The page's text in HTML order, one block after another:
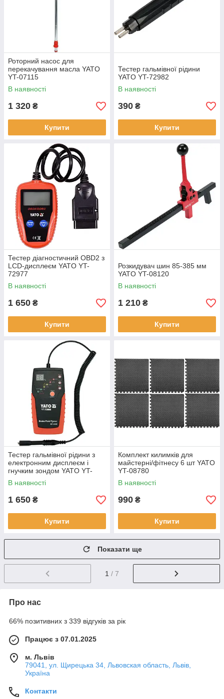
Роторний насос для
перекачування масла YATO
YT-07115
В наявності
1 320 ₴
Купити
Тестер гальмівної рідини
YATO YT-72982
В наявності
390 ₴
Купити
Тестер діагностичний OBD2 з
LCD-дисплеєм YATO YT-
72977
В наявності
1 650 ₴
Купити
Розкидувач шин 85-385 мм
YATO YT-08120
В наявності
1 210 ₴
Купити
Тестер гальмівної рідини з
електронним дисплеєм і
гнучким зондом YATO YT-
72985
В наявності
1 650 ₴
Купити
Комплект килимків для
майстерні/фітнесу 6 шт YATO
YT-08780
В наявності
990 ₴
Купити
Показати ще
1 / 7
Про нас
66% позитивних з 339 відгуків за рік
Працює з 07.01.2025
м. Львів
79041, ул. Щирецька 34, Львовская область, Львів,
Україна
Контакти